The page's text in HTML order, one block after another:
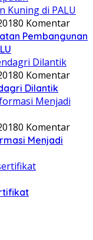
0 Komentar
Pembangunan
0 Komentar
Dilantik
0 Komentar
Menjadi